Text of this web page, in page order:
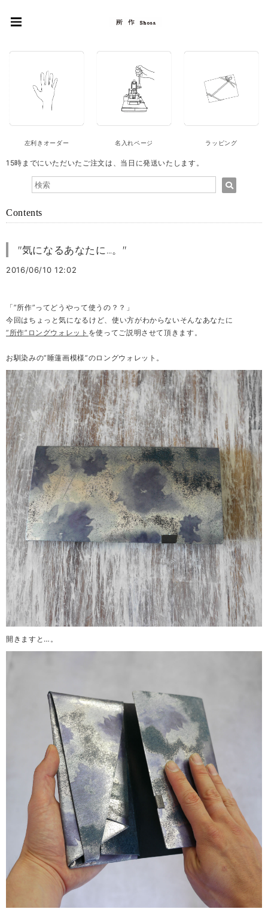
左利きオーダー 名入れページ ラッピング
15時までにいただいたご注文は、当日に発送いたします。
Contents
"気になるあなたに…。"
2016/06/10 12:02
「”所作”ってどうやって使うの？？」
今回はちょっと気になるけど、使い方がわからないそんなあなたに
”所作”ロングウォレット を使ってご説明させて頂きます。
お馴染みの”睡蓮画模様”のロングウォレット。
開きますと…。